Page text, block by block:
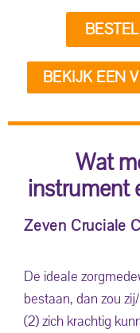
BEKIJK EEN
Wat
instrument
Zeven Cruciale
De ideale
bestaan, dan zou
(2) zich krachtig